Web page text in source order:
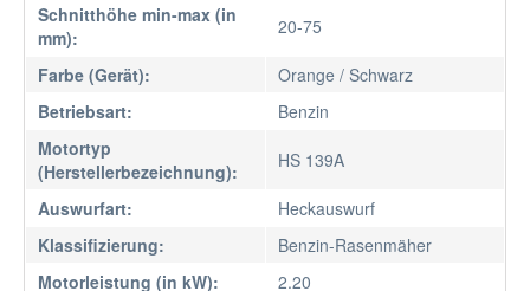
Schnitthöhe min-max (in
mm):
20-75
Farbe (Gerät):
Orange / Schwarz
Betriebsart:
Benzin
Motortyp
(Herstellerbezeichnung):
HS 139A
Auswurfart:
Heckauswurf
Klassifizierung:
Benzin-Rasenmäher
Motorleistung (in kW):
2.20